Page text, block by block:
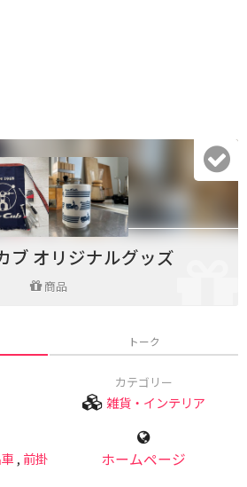
ブ オリジナルグッズ
商品
トーク
カテゴリー
雑貨・インテリア
, 前掛
ホームページ